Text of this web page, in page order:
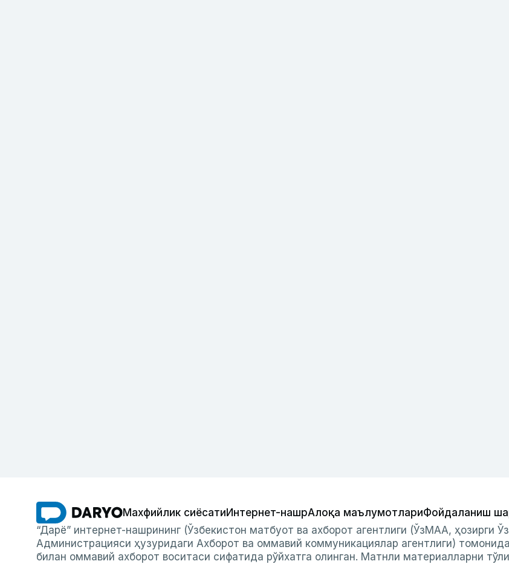
Махфийлик сиёсатиИнтернет-нашрАлоқа маълумотлариФойдаланиш
“Дарё” интернет-нашрининг (Ўзбекистон матбуот ва ахборот агентлиги (ЎзМАА, ҳозирги
Администрацияси ҳузуридаги Ахборот ва оммавий коммуникациялар агентлиги)
билан оммавий ахборот воситаси сифатида рўйхатга олинган. Матнли материалларни